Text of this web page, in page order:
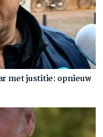
met justitie: opnieuw